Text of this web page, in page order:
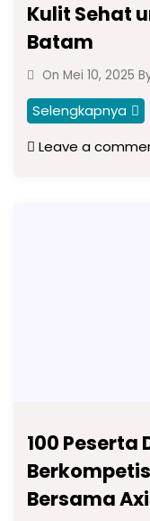
Kulit Sehat
Batam
On Mei 10, 2025
Selengkapnya
Leave a
100 Peserta
Bersama